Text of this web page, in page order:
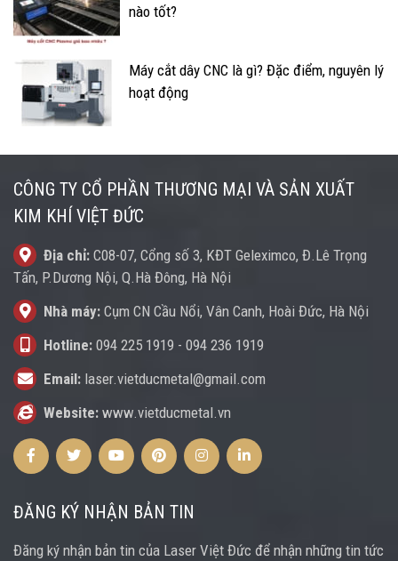
nào tốt?
Máy cắt dây CNC là gì? Đặc điểm, nguyên lý
hoạt động
CÔNG TY CỔ PHẦN THƯƠNG MẠI VÀ SẢN XUẤT
KIM KHÍ VIỆT ĐỨC
Địa chỉ: C08-07, Cổng số 3, KĐT Geleximco, Đ.Lê Trọng
Tấn, P.Dương Nội, Q.Hà Đông, Hà Nội
Nhà máy: Cụm CN Cầu Nổi, Vân Canh, Hoài Đức, Hà Nội
Hotline: 094 225 1919 - 094 236 1919
Email: laser.vietducmetal@gmail.com
Website: www.vietducmetal.vn
FacebookTwitterYoutubePinterestInstagramInstagram
ĐĂNG KÝ NHẬN BẢN TIN
Đăng ký nhận bản tin của Laser Việt Đức để nhận những tin tức